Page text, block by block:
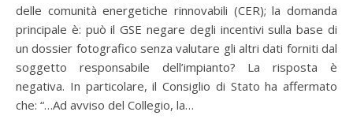
delle comunità energetiche rinnovabili (CER); la domanda
principale è: può il GSE negare degli incentivi sulla base di
un dossier fotografico senza valutare gli altri dati forniti dal
soggetto responsabile dell’impianto? La risposta è
negativa. In particolare, il Consiglio di Stato ha affermato
che: “…Ad avviso del Collegio, la…